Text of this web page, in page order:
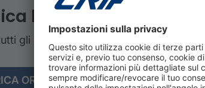
l'agenda completa
gli interventi, gli orari e i contenuti
ORA